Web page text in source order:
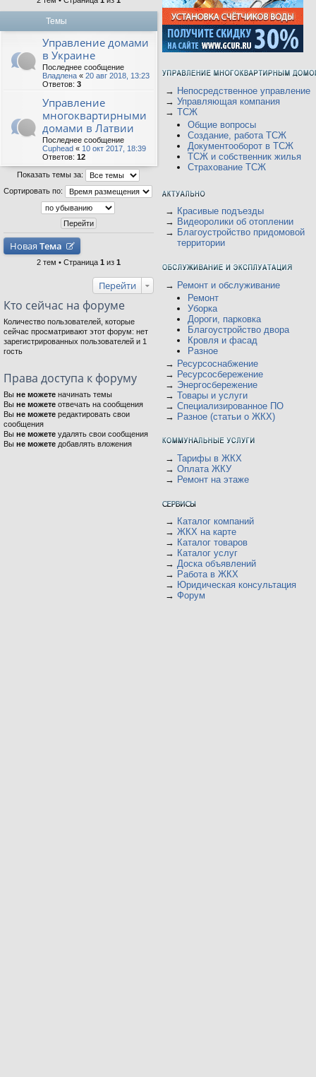
Темы
Управление домами
в Украине
Последнее сообщение
Владлена « 20 авг 2018, 13:23
Ответов: 3
Управление
многоквартирными
домами в Латвии
Последнее сообщение
Cuphead « 10 окт 2017, 18:39
Ответов: 12
Показать темы за:
Сортировать по:
Новая Тема
2 тем • Страница 1 из 1
Перейти
Кто сейчас на форуме
Количество пользователей, которые
сейчас просматривают этот форум: нет
зарегистрированных пользователей и 1
гость
Права доступа к форуму
Вы не можете начинать темы
Вы не можете отвечать на сообщения
Вы не можете редактировать свои
сообщения
Вы не можете удалять свои сообщения
Вы не можете добавлять вложения
→ Непосредственное управление
→ Управляющая компания
→ ТСЖ
Общие вопросы
Создание, работа ТСЖ
Документооборот в ТСЖ
ТСЖ и собственник жилья
Страхование ТСЖ
→ Красивые подъезды
→ Видеоролики об отоплении
→ Благоустройство придомовой
территории
→ Ремонт и обслуживание
Ремонт
Уборка
Дороги, парковка
Благоустройство двора
Кровля и фасад
Разное
→ Ресурсоснабжение
→ Ресурсосбережение
→ Энергосбережение
→ Товары и услуги
→ Специализированное ПО
→ Разное (статьи о ЖКХ)
→ Тарифы в ЖКХ
→ Оплата ЖКУ
→ Ремонт на этаже
→ Каталог компаний
→ ЖКХ на карте
→ Каталог товаров
→ Каталог услуг
→ Доска объявлений
→ Работа в ЖКХ
→ Юридическая консультация
→ Форум